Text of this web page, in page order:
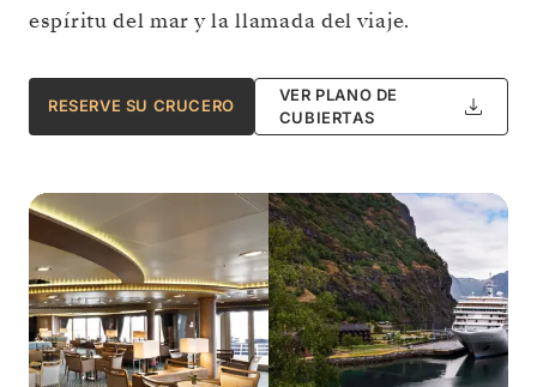
espíritu del mar y la llamada del viaje.
RESERVE SU CRUCERO
VER PLANO DE
CUBIERTAS